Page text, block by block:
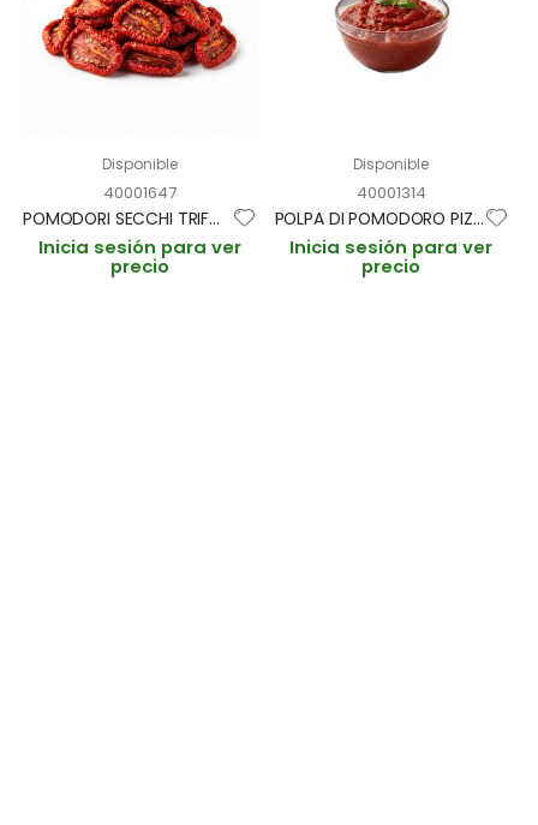
Disponible
40001647
POMODORI SECCHI TRIFOLATI BOLSA 1,7KG (CAJA 6 BOLSAS)
Inicia sesión para ver
precio
Disponible
40001314
POLPA DI POMODORO PIZZA "POLPAVERA" LATA 2.5kg (CAJA 3 LATAS)
Inicia sesión para ver
precio